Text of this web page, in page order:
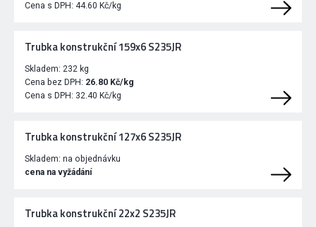
Cena s DPH: 44.60 Kč/kg
Trubka konstrukční 159x6 S235JR
Skladem: 232 kg
Cena bez DPH: 26.80 Kč/kg
Cena s DPH: 32.40 Kč/kg
Trubka konstrukční 127x6 S235JR
Skladem: na objednávku
cena na vyžádání
Trubka konstrukční 22x2 S235JR